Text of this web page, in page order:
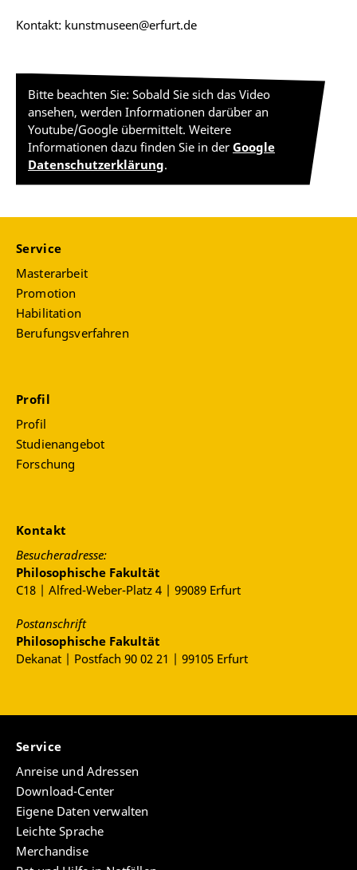
Kontakt: kunstmuseen@erfurt.de
Bitte beachten Sie: Sobald Sie sich das Video
ansehen, werden Informationen darüber an
Youtube/Google übermittelt. Weitere
Informationen dazu finden Sie in der Google
Datenschutzerklärung.
Service
Masterarbeit
Promotion
Habilitation
Berufungsverfahren
Profil
Profil
Studienangebot
Forschung
Kontakt
Besucheradresse:
Philosophische Fakultät
C18 | Alfred-Weber-Platz 4 | 99089 Erfurt
Postanschrift
Philosophische Fakultät
Dekanat | Postfach 90 02 21 | 99105 Erfurt
Service
Anreise und Adressen
Download-Center
Eigene Daten verwalten
Leichte Sprache
Merchandise